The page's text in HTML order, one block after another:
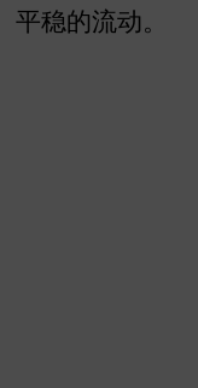
稳的流动。